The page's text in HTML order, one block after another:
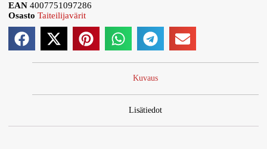
EAN4007751097286
Osasto Taiteilijavärit
Kuvaus
Lisätiedot